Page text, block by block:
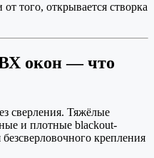
того, открывается створка
окон — что
сверления. Тяжёлые
и плотные blackout-
крепления